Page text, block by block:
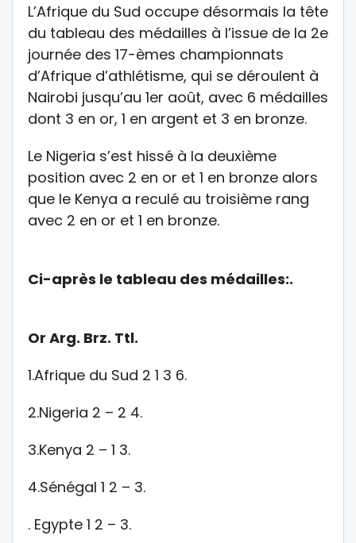
L’Afrique du Sud occupe désormais la tête
du tableau des médailles à l’issue de la 2e
journée des 17-èmes championnats
d’Afrique d’athlétisme, qui se déroulent à
Nairobi jusqu’au 1er août, avec 6 médailles
dont 3 en or, 1 en argent et 3 en bronze.
Le Nigeria s’est hissé à la deuxième
position avec 2 en or et 1 en bronze alors
que le Kenya a reculé au troisième rang
avec 2 en or et 1 en bronze.
Ci-après le tableau des médailles:.
Or Arg. Brz. Ttl.
1.Afrique du Sud 2 1 3 6.
2.Nigeria 2 – 2 4.
3.Kenya 2 – 1 3.
4.Sénégal 1 2 – 3.
. Egypte 1 2 – 3.